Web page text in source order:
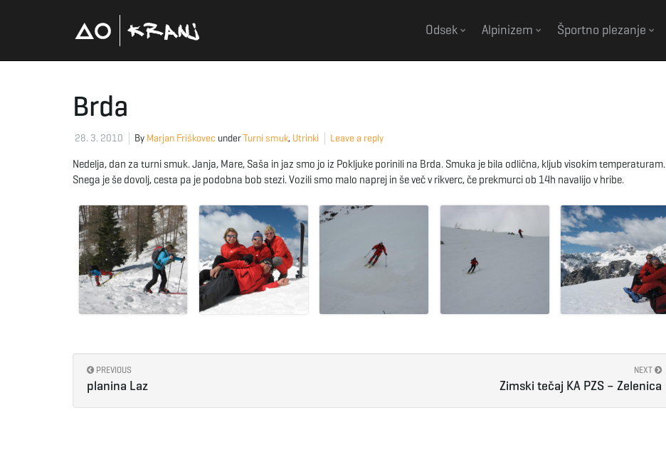
Odsek Alpinizem Športno plezanje
Brda
28. 3. 2010 By Marjan Friškovec underTurni smuk, Utrinki Leave a reply
Nedelja, dan za turni smuk. Janja, Mare, Saša in jaz smo jo iz Pokljuke porinili na Brda. Smuka je bila odlična, kljub visokim temperaturam.
Snega je še dovolj, cesta pa je podobna bob stezi. Vozili smo malo naprej in še več v rikverc, če prekmurci ob 14h navalijo v hribe.
PREVIOUS
planina Laz
NEXT
Zimski tečaj KA PZS – Zelenica